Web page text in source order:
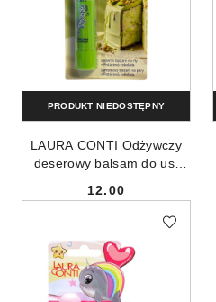
LAURA CONTI Odżywczy
deserowy balsam do ust
Cena:
12.00
PRODUKT NIEDOSTĘPNY